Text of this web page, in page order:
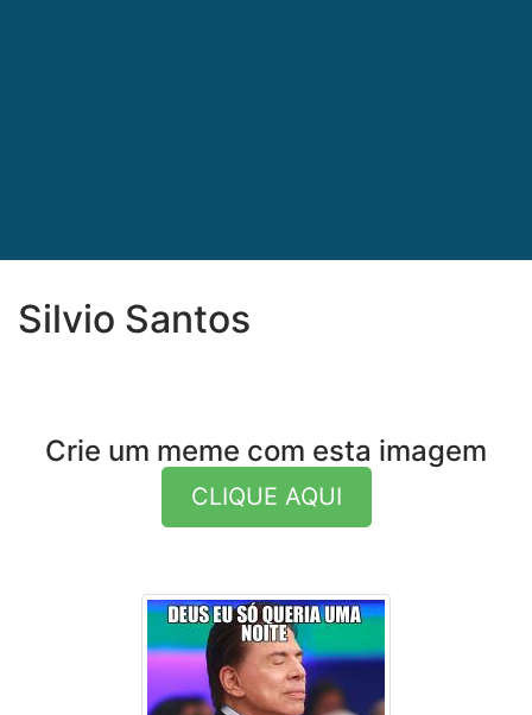
Silvio Santos
Crie um meme com esta imagem
CLIQUE AQUI